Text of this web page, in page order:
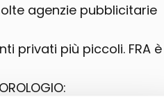
agenzie pubblicitarie
privati più piccoli. FRA è